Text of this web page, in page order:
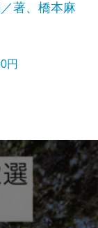
著、橋本麻
円